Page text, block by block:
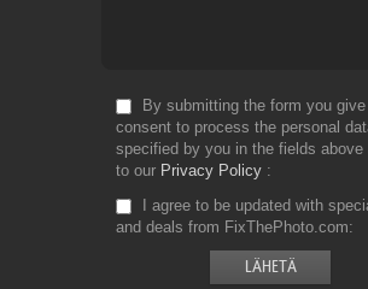
By submitting the form you
consent to process the personal
specified by you in the fields above
to our Privacy Policy
I agree to be updated with
and deals from FixThePhoto.com